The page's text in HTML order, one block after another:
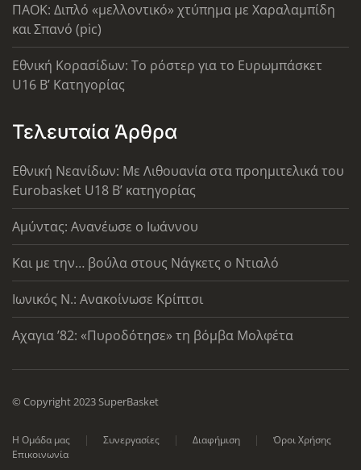
ΠΑΟΚ: Διπλό «μελλοντικό» χτύπημα με Χαραλαμπίδη
και Σπανό (pic)
Εθνική Κορασίδων: Το ρόστερ για το Ευρωμπάσκετ
U16 B’ Κατηγορίας
Τελευταία Άρθρα
Εθνική Νεανίδων: Με Λιθουανία στα προημιτελικά του
Eurobasket U18 Β’ κατηγορίας
Αμύντας: Ανανέωσε ο Ιωάννου
Και με την… βούλα στους Νάγκετς ο Ντιαλό
Ιωνικός Ν.: Ανακοίνωσε Κρίπτσι
Αχαγια ’82: «Πυροδότησε» τη βόμβα Μολφέτα
© Copyright 2023 SuperBasket
Η Ομάδα μας Συνεργασίες Διαφήμιση
Όροι Χρήσης
Επικοινωνία